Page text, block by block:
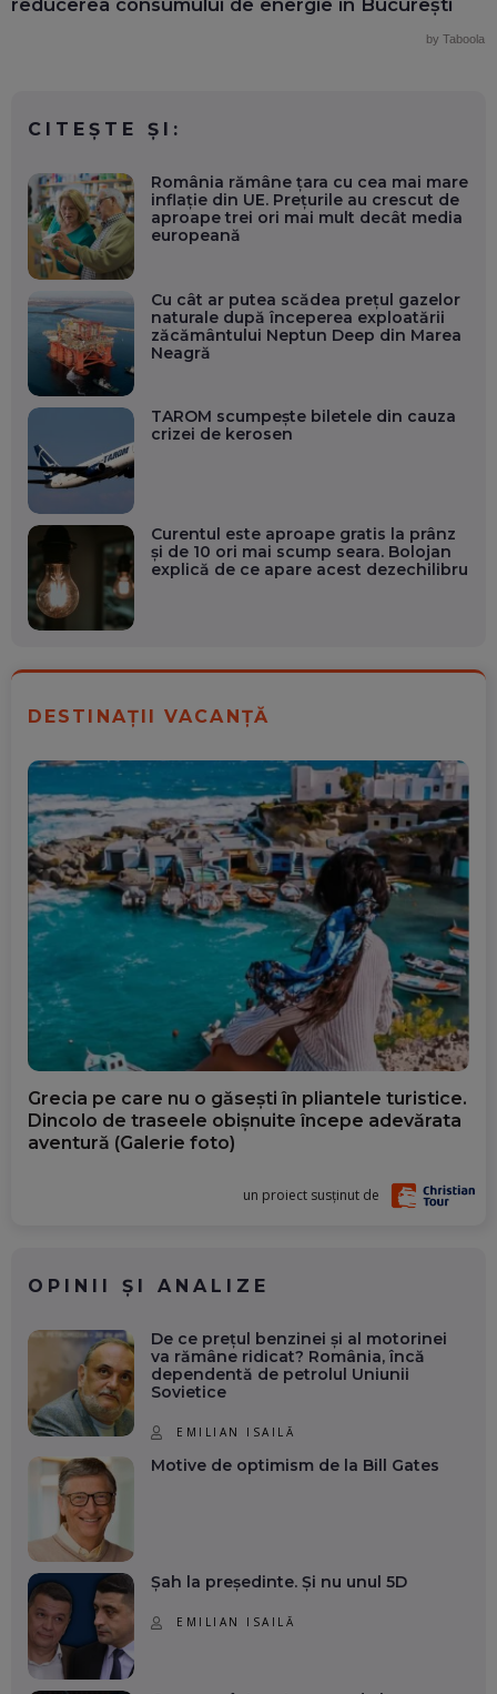
reducerea consumului de energie în București
by Taboola
CITEȘTE ȘI:
România rămâne țara cu cea mai mare
inflație din UE. Prețurile au crescut de
aproape trei ori mai mult decât media
europeană
Cu cât ar putea scădea prețul gazelor
naturale după începerea exploatării
zăcământului Neptun Deep din Marea
Neagră
TAROM scumpește biletele din cauza
crizei de kerosen
Curentul este aproape gratis la prânz
și de 10 ori mai scump seara. Bolojan
explică de ce apare acest dezechilibru
DESTINAȚII VACANȚĂ
Grecia pe care nu o găsești în pliantele turistice.
Dincolo de traseele obișnuite începe adevărata
aventură (Galerie foto)
un proiect susținut de
OPINII ȘI ANALIZE
De ce prețul benzinei și al motorinei
va rămâne ridicat? România, încă
dependentă de petrolul Uniunii
Sovietice
EMILIAN ISAILĂ
Motive de optimism de la Bill Gates
Șah la președinte. Și nu unul 5D
EMILIAN ISAILĂ